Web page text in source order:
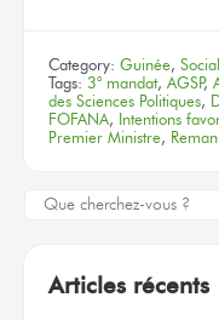
Category: Guinée, Social
Tags: 3° mandat, AGSP,
des Sciences Politiques,
FOFANA, Intentions
Premier Ministre,
Articles récents